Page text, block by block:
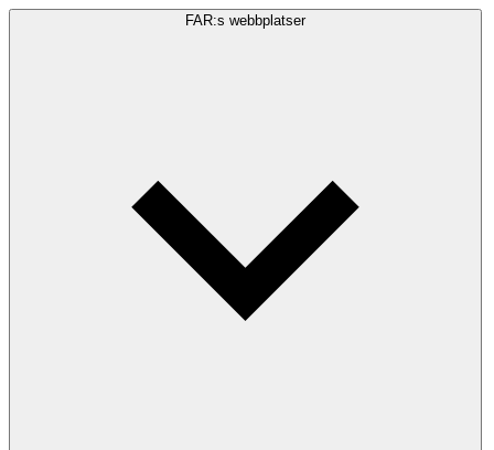
FAR:s webbplatser